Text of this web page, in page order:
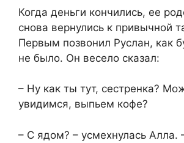
Когда деньги кончились, ее
снова вернулись к привычной
Первым позвонил Руслан, как
не было. Он весело сказал:
– Ну как ты тут, сестренка?
увидимся, выпьем кофе?
– С ядом? – усмехнулась Алла.